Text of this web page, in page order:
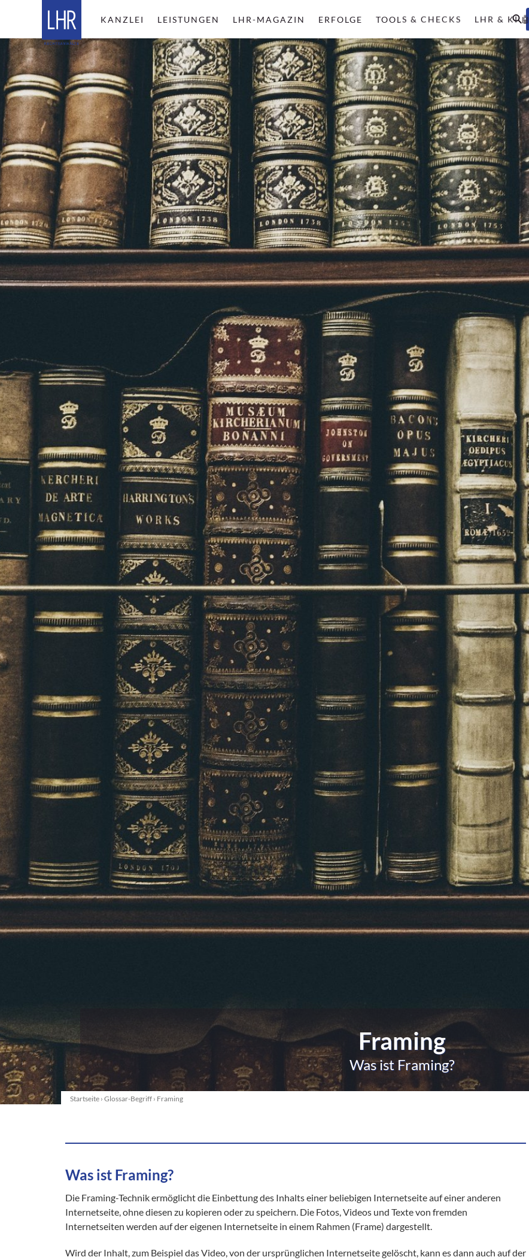
KANZLEI LEISTUNGEN LHR-MAGAZIN ERFOLGE TOOLS & CHECKS LHR & KI 🤖
Framing
Was ist Framing?
Startseite › Glossar-Begriff › Framing
Was ist Framing?
Die Framing-Technik ermöglicht die Einbettung des Inhalts einer beliebigen Internetseite auf einer anderen
Internetseite, ohne diesen zu kopieren oder zu speichern. Die Fotos, Videos und Texte von fremden
Internetseiten werden auf der eigenen Internetseite in einem Rahmen (Frame) dargestellt.
Wird der Inhalt, zum Beispiel das Video, von der ursprünglichen Internetseite gelöscht, kann es dann auch auf der